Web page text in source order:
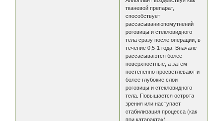
тканевой препарат,
способствует
рассасываниюпомутнений
роговицы и стекловидного
тела сразу после операции, в
течение 0,5-1 года. Вначале
рассасываются более
поверхностные, а затем
постепенно просветлевают и
более глубокие слои
роговицы и стекловидного
тела. Повышается острота
зрения или наступает
стабилизация процесса (как
при катарактах).